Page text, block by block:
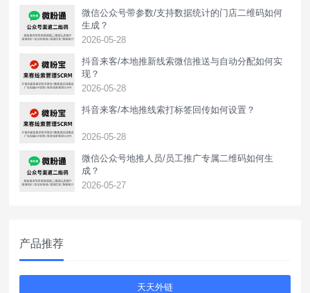
微信公众号带参数/支持数据统计的门店二维码如何
生成？
2026-05-28
抖音来客/本地推新线索微信推送与自动分配如何实
现？
2026-05-28
抖音来客/本地推线索打标签回传如何设置？
2026-05-28
‌微信公众号地推人员/员工推广专属二维码如何生
成？
2026-05-27
产品推荐
天天外链